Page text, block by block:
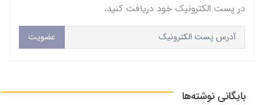
در پست الکترونیک خود دریافت کنید.
عضویت
بایگانی نوشته‌ها